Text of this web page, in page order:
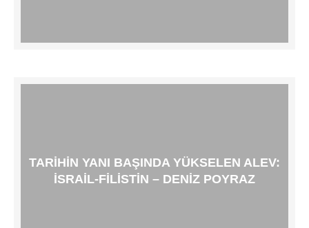
TARIHIN YANI BAŞINDA YÜKSELEN ALEV:
İSRAIL-FILISTIN – DENIZ POYRAZ